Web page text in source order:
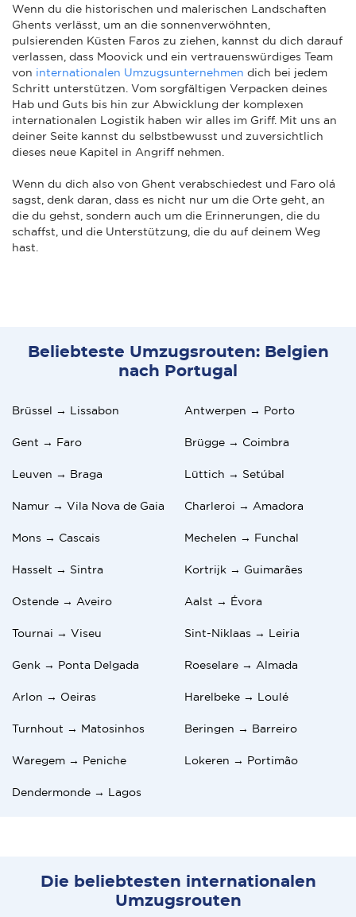
Wenn du die historischen und malerischen Landschaften
Ghents verlässt, um an die sonnenverwöhnten,
pulsierenden Küsten Faros zu ziehen, kannst du dich darauf
verlassen, dass Moovick und ein vertrauenswürdiges Team
von internationalen Umzugsunternehmen dich bei jedem
Schritt unterstützen. Vom sorgfältigen Verpacken deines
Hab und Guts bis hin zur Abwicklung der komplexen
internationalen Logistik haben wir alles im Griff. Mit uns an
deiner Seite kannst du selbstbewusst und zuversichtlich
dieses neue Kapitel in Angriff nehmen.
Wenn du dich also von Ghent verabschiedest und Faro olá
sagst, denk daran, dass es nicht nur um die Orte geht, an
die du gehst, sondern auch um die Erinnerungen, die du
schaffst, und die Unterstützung, die du auf deinem Weg
hast.
Beliebteste Umzugsrouten: Belgien
nach Portugal
Brüssel → Lissabon Antwerpen → Porto
Gent → Faro Brügge → Coimbra
Leuven → Braga Lüttich → Setúbal
Namur → Vila Nova de Gaia Charleroi → Amadora
Mons → Cascais Mechelen → Funchal
Hasselt → Sintra Kortrijk → Guimarães
Ostende → Aveiro Aalst → Évora
Tournai → Viseu Sint-Niklaas → Leiria
Genk → Ponta Delgada Roeselare → Almada
Arlon → Oeiras Harelbeke → Loulé
Turnhout → Matosinhos Beringen → Barreiro
Waregem → Peniche Lokeren → Portimão
Dendermonde → Lagos
Die beliebtesten internationalen
Umzugsrouten